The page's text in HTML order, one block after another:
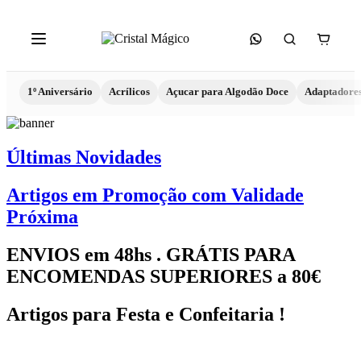
1º Aniversário Acrílicos Açucar para Algodão Doce
Últimas Novidades
Artigos em Promoção com Validade
Próxima
ENVIOS em 48hs . GRÁTIS PARA
ENCOMENDAS SUPERIORES a 80€
Artigos para Festa e Confeitaria !